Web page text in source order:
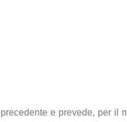
e prevede, per il